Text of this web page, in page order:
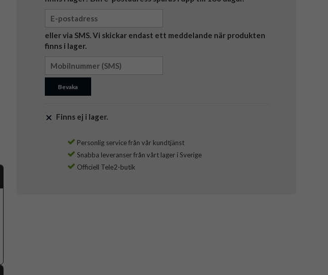
eller via SMS. Vi skickar endast ett meddelande när produkten
finns i lager.
Bevaka
Finns ej i lager.
Personlig service från vår kundtjänst
Snabba leveranser från vårt lager i Sverige
Officiell Tele2-butik